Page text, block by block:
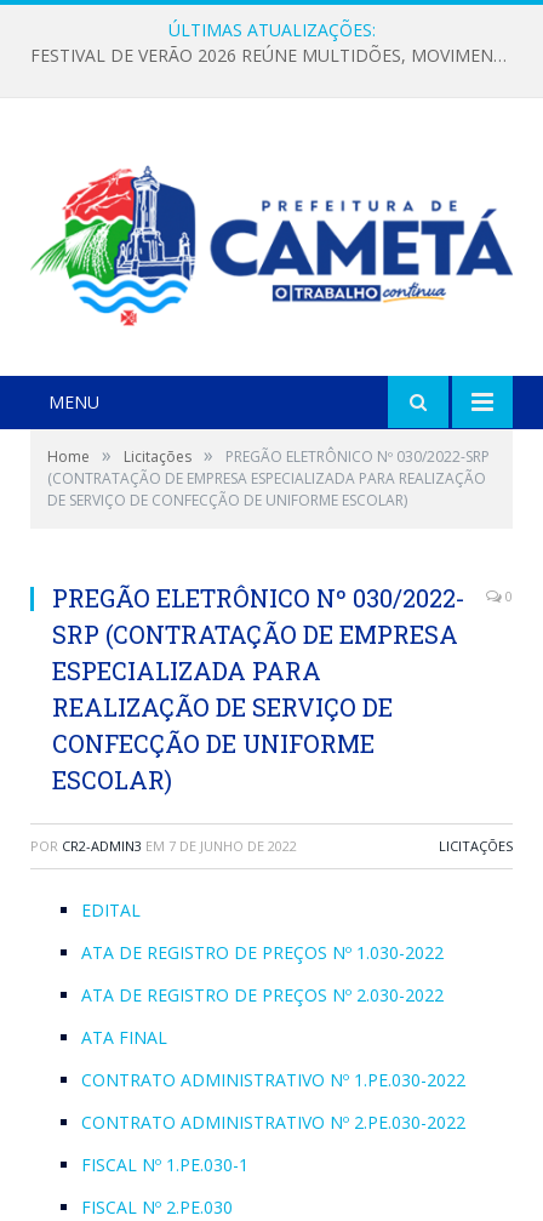
ÚLTIMAS ATUALIZAÇÕES:
FESTIVAL DE VERÃO 2026 REÚNE MULTIDÕES, MOVIMENTA A ECONOMIA E FORTALECE A CULTURA LOCAL
MENU
Home » Licitações »
PREGÃO ELETRÔNICO Nº 030/2022-SRP
(CONTRATAÇÃO DE EMPRESA ESPECIALIZADA PARA REALIZAÇÃO
DE SERVIÇO DE CONFECÇÃO DE UNIFORME ESCOLAR)
PREGÃO ELETRÔNICO Nº 030/2022-
SRP (CONTRATAÇÃO DE EMPRESA
ESPECIALIZADA PARA
REALIZAÇÃO DE SERVIÇO DE
CONFECÇÃO DE UNIFORME
ESCOLAR)
0
POR CR2-ADMIN3 EM 7 DE JUNHO DE 2022 LICITAÇÕES
EDITAL
ATA DE REGISTRO DE PREÇOS Nº 1.030-2022
ATA DE REGISTRO DE PREÇOS Nº 2.030-2022
ATA FINAL
CONTRATO ADMINISTRATIVO Nº 1.PE.030-2022
CONTRATO ADMINISTRATIVO Nº 2.PE.030-2022
FISCAL Nº 1.PE.030-1
FISCAL Nº 2.PE.030